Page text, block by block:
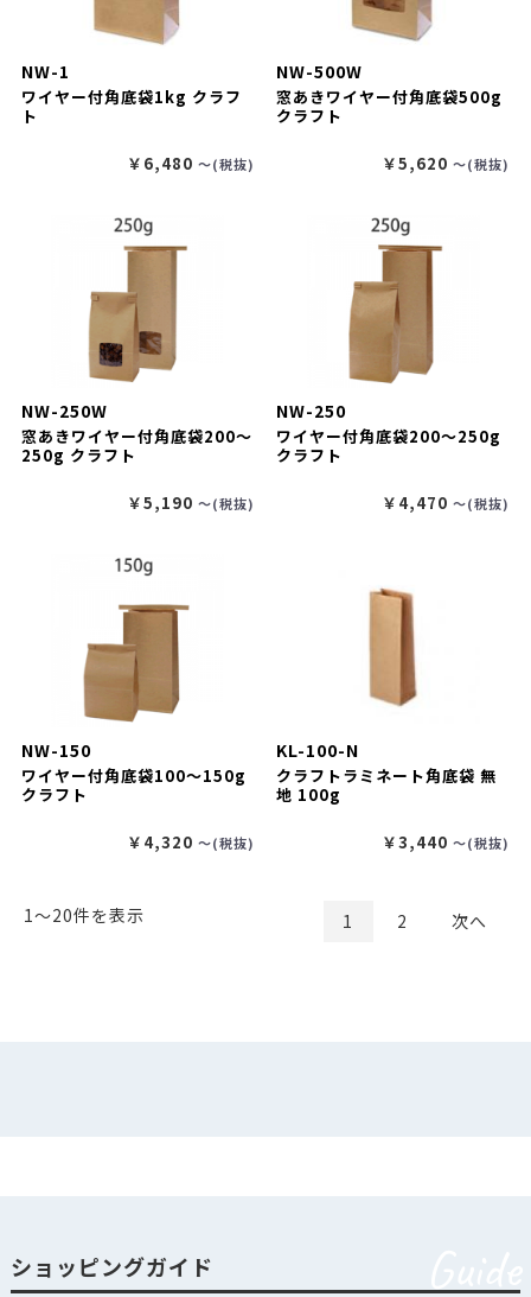
NW-1
ワイヤー付角底袋1kg クラフ
ト
￥6,480 〜(税抜)
NW-500W
窓あきワイヤー付角底袋500g
クラフト
￥5,620 〜(税抜)
NW-250W
窓あきワイヤー付角底袋200～
250g クラフト
￥5,190 〜(税抜)
NW-250
ワイヤー付角底袋200～250g
クラフト
￥4,470 〜(税抜)
NW-150
ワイヤー付角底袋100～150g
クラフト
￥4,320 〜(税抜)
KL-100-N
クラフトラミネート角底袋 無
地 100g
￥3,440 〜(税抜)
1〜20件を表示 1 2 次へ
ショッピングガイド